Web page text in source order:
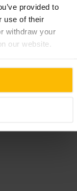
provided to
use of their
withdraw your
our website.
dias de portas